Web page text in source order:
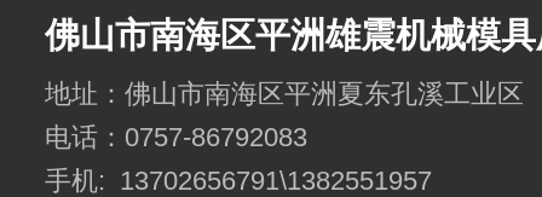
佛山市南海区平洲雄震机械模
地址：佛山市南海区平洲夏东孔溪工业区
电话：0757-86792083
手机: 13702656791\1382551957